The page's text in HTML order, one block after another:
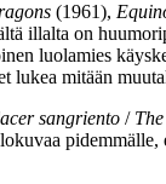
(1961),
illalta on
luolamies
lukea mitään
sangriento /